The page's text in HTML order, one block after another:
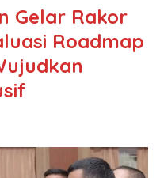
Gelar Rakor
Roadmap